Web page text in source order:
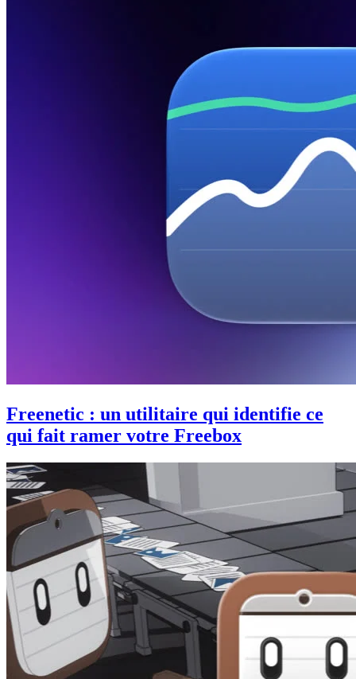
Freenetic : un utilitaire qui identifie ce
qui fait ramer votre Freebox